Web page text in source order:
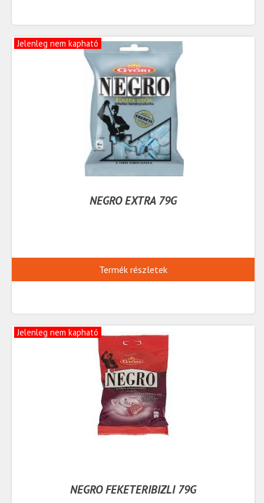
Jelenleg nem kapható
NEGRO EXTRA 79G
Termék részletek
Jelenleg nem kapható
NEGRO FEKETERIBIZLI 79G